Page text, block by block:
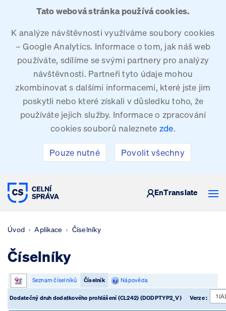
Tato webová stránka používá cookies.
K analýze návštěvnosti využíváme soubory cookies
– Google Analytics. Informace o tom, jak náš web
používáte, sdílíme se svými partnery pro analýzy
návštěvnosti. Partneři tyto údaje mohou
zkombinovat s dalšími informacemi, které jste jim
poskytli nebo které získali v důsledku toho, že
používáte jejich služby. Informace o zpracování
cookies souborů naleznete zde.
Pouze nutné Povolit všechny
CELNÍ SPRÁVA ČESKÉ REPUBLIKY
EnTranslate
Úvod Aplikace Číselníky
Číselníky
Seznam číselníků Číselník Nápověda
Dodatečný druh dodatkového prohlášení (CL242) (DODPTYP2_V) Verze :